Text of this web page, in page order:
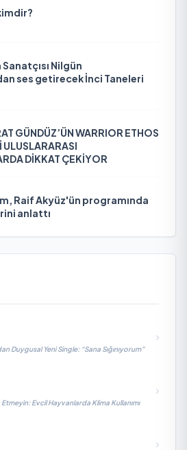
Nilgün
ses getirecek İnci Taneleri
GÜNDÜZ’ÜN WARRIOR ETHOS
DİKKAT ÇEKİYOR
Raif Akyüz'ün programında
anlattı
Duygusal Yeni Single: “Sana Sığınıyorum”
Evcil Hayvanlarda Klima Kullanımı